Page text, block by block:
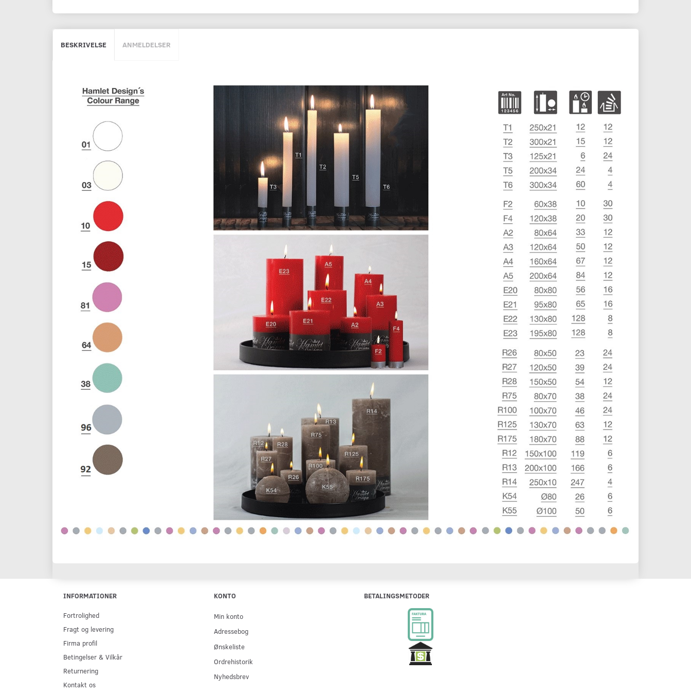
BESKRIVELSE ANMELDELSER
INFORMATIONER
Fortrolighed
Fragt og levering
Firma profil
Betingelser & Vilkår
Returnering
Kontakt os
KONTO
Min konto
Adressebog
Ønskeliste
Ordrehistorik
Nyhedsbrev
BETALINGSMETODER